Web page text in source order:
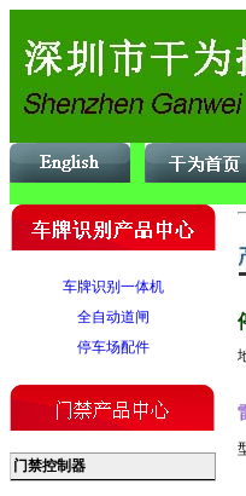
车牌识别一体机
全自动道闸
停车场配件
门禁控制器